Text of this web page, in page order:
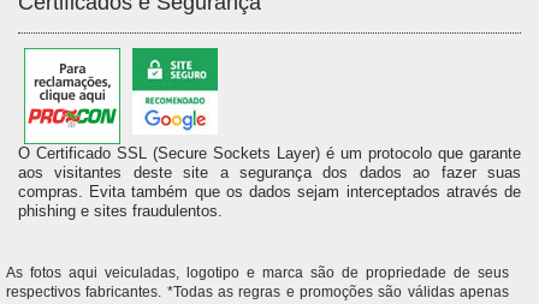
O Certificado SSL (Secure Sockets Layer) é um protocolo que garante
aos visitantes deste site a segurança dos dados ao fazer suas
compras. Evita também que os dados sejam interceptados através de
phishing e sites fraudulentos.
As fotos aqui veiculadas, logotipo e marca são de propriedade de seus
respectivos fabricantes. *Todas as regras e promoções são válidas apenas